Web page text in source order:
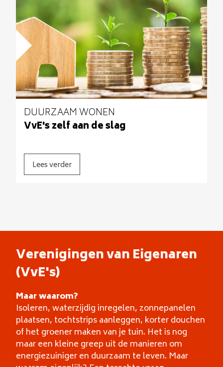
DUURZAAM WONEN
VvE's zelf aan de slag
Lees verder
Verenigingen van Eigenaren
(VvE's)
Maar waarom?
Isoleren, waterzijdig inregelen, zonnepanelen
plaatsen, tochtstrips aanleggen, korter douchen
of het groener maken van je tuin. Het is nog
maar een kleine greep uit de manieren om
energiezuiniger en duurzaam te leven. Maar